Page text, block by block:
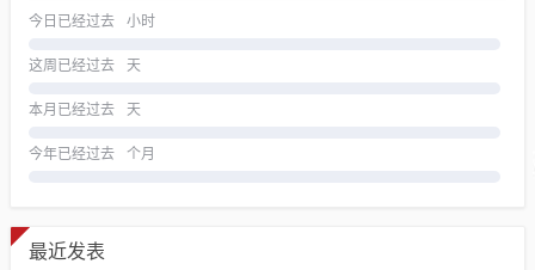
今日已经过去 小时
这周已经过去 天
本月已经过去 天
今年已经过去 个月
最近发表